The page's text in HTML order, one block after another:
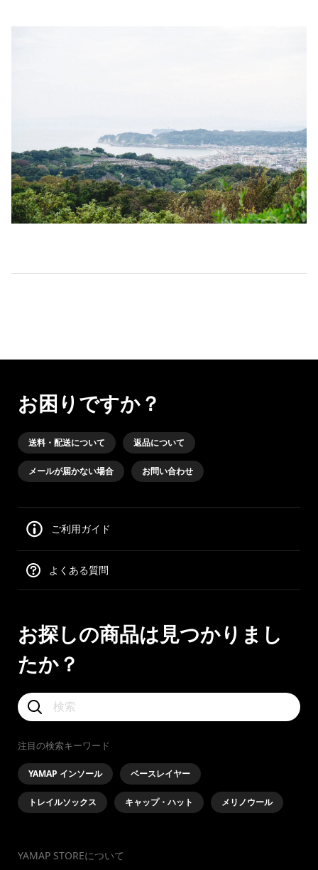
お困りですか？
送料・配送について 返品について
メールが届かない場合 お問い合わせ
ご利用ガイド
よくある質問
お探しの商品は見つかりまし
たか？
注目の検索キーワード
YAMAP インソール ベースレイヤー
トレイルソックス キャップ・ハット メリノウール
YAMAP STOREについて